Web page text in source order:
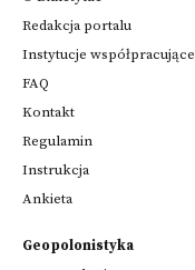
Redakcja portalu
Instytucje współpracujące
FAQ
Kontakt
Regulamin
Instrukcja
Ankieta
Geopolonistyka